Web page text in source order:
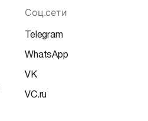
Соц.сети
Telegram
WhatsApp
VK
VC.ru